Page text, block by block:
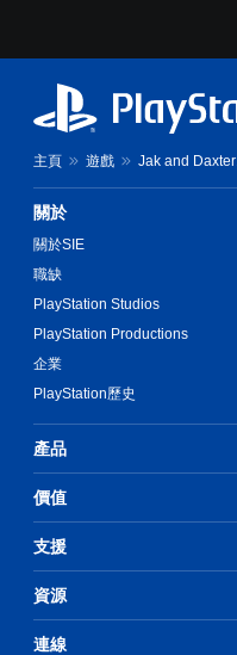
主頁 遊戲 Jak and
關於
關於SIE
職缺
PlayStation Studios
PlayStation Productions
企業
PlayStation歷史
產品
價值
支援
資源
連線